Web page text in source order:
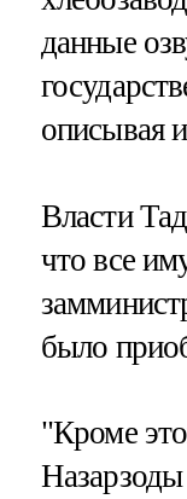
данные
описывая
Власти
что все
было
"Кроме